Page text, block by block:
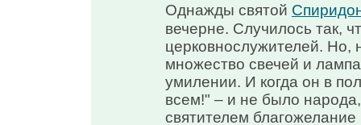
Однажды святой
вечерне. Случилось так,
церковнослужителей. Но,
множество свечей и
умилении. И когда он в
всем!" – и не было
святителем